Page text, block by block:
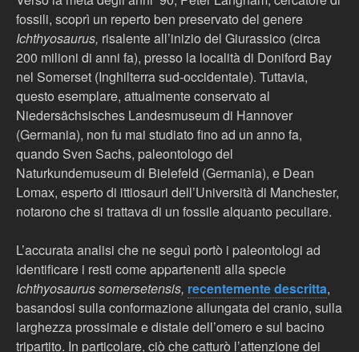
fossili, scoprì un reperto ben preservato del genere
Ichthyosaurus, risalente all’inizio del Giurassico (circa
200 milioni di anni fa), presso la località di Doniford Bay
nel Somerset (Inghilterra sud-occidentale). Tuttavia,
questo esemplare, attualmente conservato al
Niedersächsisches Landesmuseum di Hannover
(Germania), non fu mai studiato fino ad un anno fa,
quando Sven Sachs, paleontologo del
Naturkundemuseum di Bielefeld (Germania), e Dean
Lomax, esperto di ittiosauri dell’Università di Manchester,
notarono che si trattava di un fossile alquanto peculiare.
L’accurata analisi che ne seguì portò i paleontologi ad
identificare i resti come appartenenti alla specie
Ichthyosaurus somersetensis, recentemente descritta,
basandosi sulla conformazione allungata del cranio, sulla
larghezza prossimale e distale dell’omero e sul bacino
tripartito. In particolare, ciò che catturò l’attenzione dei